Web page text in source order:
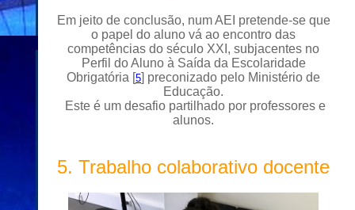
Em jeito de conclusão, num AEI pretende-se que
o papel do aluno vá ao encontro das
competências do século XXI, subjacentes no
Perfil do Aluno à Saída da Escolaridade
Obrigatória [5] preconizado pelo Ministério de
Educação.
Este é um desafio partilhado por professores e
alunos.
5. Trabalho colaborativo docente